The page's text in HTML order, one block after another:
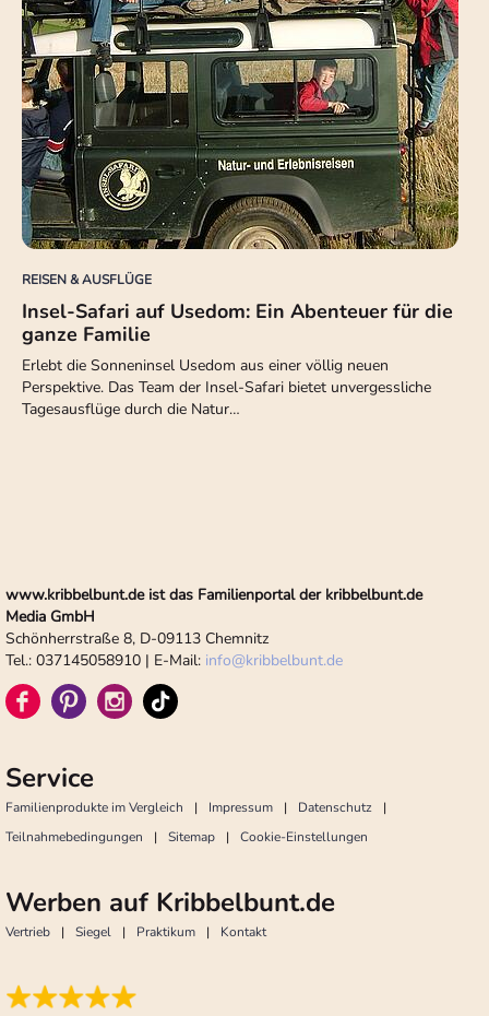
REISEN & AUSFLÜGE
Insel-Safari auf Usedom: Ein Abenteuer für die
ganze Familie
Erlebt die Sonneninsel Usedom aus einer völlig neuen
Perspektive. Das Team der Insel-Safari bietet unvergessliche
Tagesausflüge durch die Natur…
www.kribbelbunt.de ist das Familienportal der kribbelbunt.de
Media GmbH
Schönherrstraße 8, D-09113 Chemnitz
Tel.: 037145058910 | E-Mail: info@kribbelbunt.de
Service
Familienprodukte im Vergleich Impressum
Datenschutz
Teilnahmebedingungen
Sitemap Cookie-Einstellungen
Werben auf Kribbelbunt.de
Vertrieb Siegel Praktikum Kontakt